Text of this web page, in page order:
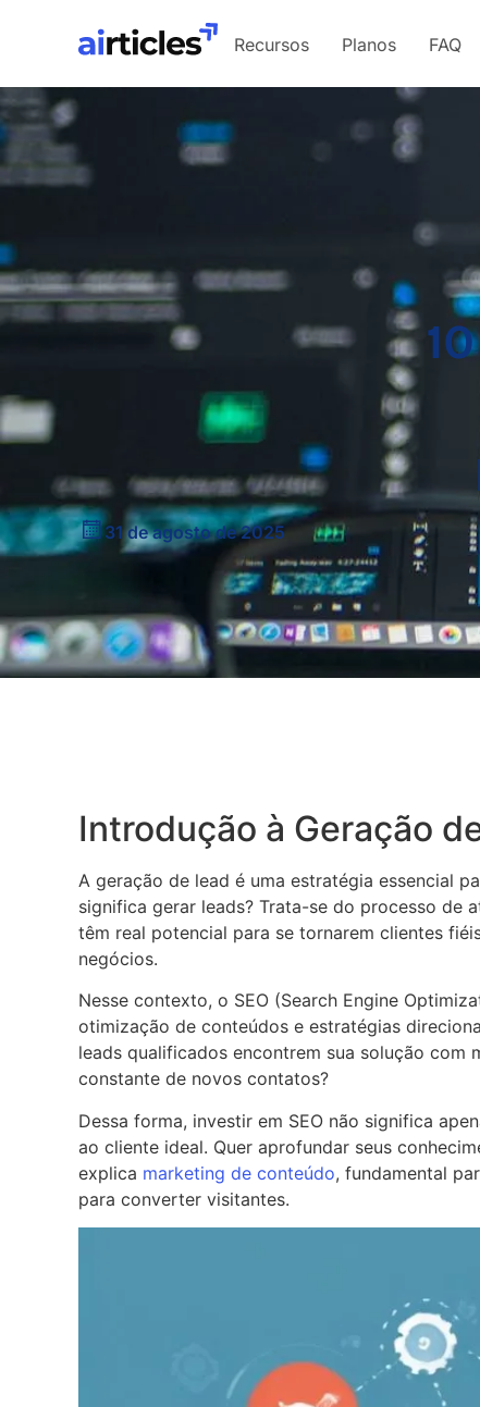
Recursos Planos FAQ
31 de agosto de 2025
Introdução à Geração
A geração de lead é uma estratégia essencial
significa gerar leads? Trata-se do processo de
têm real potencial para se tornarem clientes
negócios.
Nesse contexto, o SEO (Search Engine
otimização de conteúdos e estratégias
leads qualificados encontrem sua solução
constante de novos contatos?
Dessa forma, investir em SEO não significa
ao cliente ideal. Quer aprofundar seus
explica marketing de conteúdo, fundamental
para converter visitantes.